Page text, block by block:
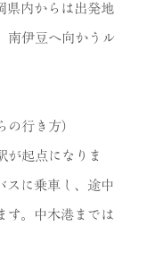
県内からは出発地
南伊豆へ向かうル
行き方）
が起点になりま
スに乗車し、途中
す。中木港までは